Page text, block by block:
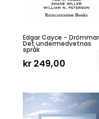
Edgar Cayce – Drömmar –
Det undermedvetnas
språk
kr249,00